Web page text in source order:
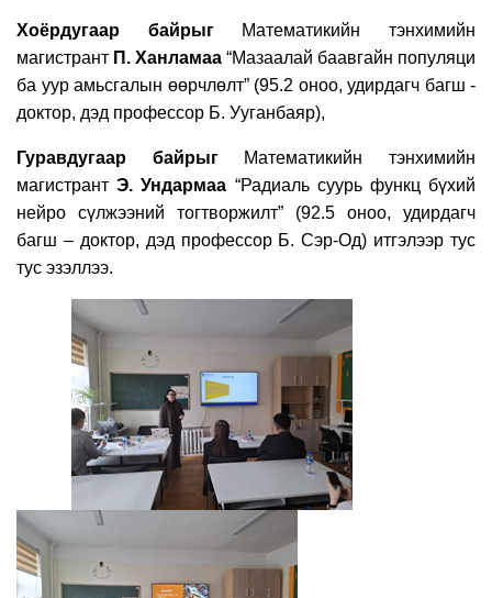
Хоёрдугаар байрыг
Математикийн тэнхимийн
магистрант П . Ханламаа “Мазаалай баавгайн популяци
ба уур амьсгалын өөрчлөлт” (95.2 оноо, удирдагч багш -
доктор, дэд профессор Б. Ууганбаяр),
Гуравдугаар байрыг
Математикийн тэнхимийн
магистрантЭ.Ундармаа “Радиаль суурь функц бүхий
нейро сүлжээний тогтворжилт” (92.5
оноо, удирдагч
багш – доктор, дэд профессор Б. Сэр-Од) итгэлээр тус
тус эзэллээ.